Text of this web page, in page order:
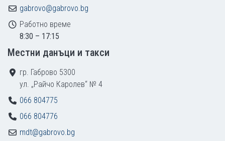
gabrovo@gabrovo.bg
Работно време
8:30 – 17:15
Местни данъци и такси
гр. Габрово 5300
ул. „Райчо Каролев“ № 4
066 804775
066 804776
mdt@gabrovo.bg